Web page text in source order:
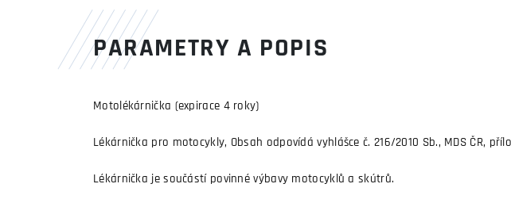
PARAMETRY A POPIS
Motolékárnička (expirace 4 roky)
Lékárnička pro motocykly, Obsah odpovídá vyhlášce č. 216/2010 Sb., MDS ČR,
Lékárnička je součástí povinné výbavy motocyklů a skútrů.